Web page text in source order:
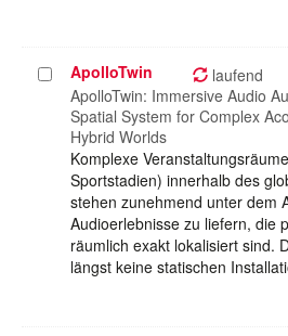
Projekt
auswählen
ApolloTwin laufend
ApolloTwin: Immersive Audio
Spatial System for Complex
Hybrid Worlds
Komplexe
Sportstadien) innerhalb des
stehen zunehmend unter dem
Audioerlebnisse zu liefern, die
räumlich exakt lokalisiert sind.
längst keine statischen